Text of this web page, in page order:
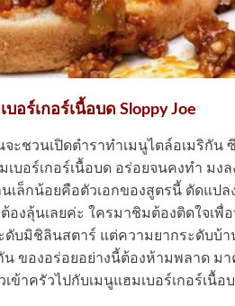
บอร์เกอร์เนื้อบด Sloppy Joe
ะชวนเปิดตำราทำเมนูไตล์อเมริกัน
บอร์เกอร์เนื้อบด อร่อยจนคงทำ มง
ล็กน้อยคือตัวเอกของสูตรนี้ ดัดแปล
องลุ้นเลยค่ะ ใครมาชิมต้องติดใจเพื่
บมิชิลินสตาร์ แต่ความยากระดับบ้าน
น ของอร่อยอย่างนี้ต้องห้ามพลาด ม
ข้าครัวไปกับเมนูแฮมเบอร์เกอร์เนื้อ